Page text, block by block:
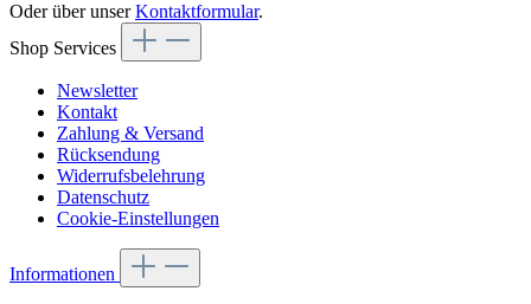
Oder über unserKontaktformular.
Shop Services
Newsletter
Kontakt
Zahlung & Versand
Rücksendung
Widerrufsbelehrung
Datenschutz
Cookie-Einstellungen
Informationen